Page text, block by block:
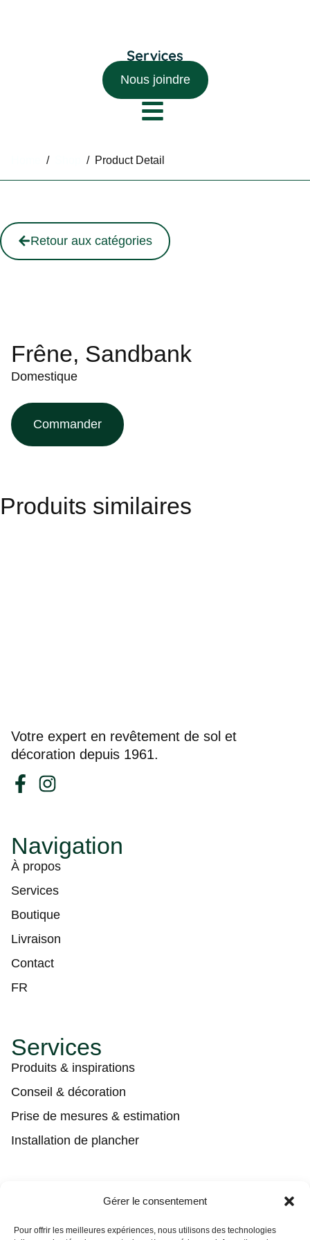
Gérer le consentement
Pour offrir les meilleures expériences, nous utilisons des technologies
Nous joindre
/ / Product Detail
Retour aux catégories
Frêne, Sandbank
Domestique
Commander
Produits similaires
Votre expert en revêtement de sol et
décoration depuis 1961.
Navigation
À propos
Services
Boutique
Livraison
Contact
FR
Services
Produits & inspirations
Conseil & décoration
Prise de mesures & estimation
Installation de plancher